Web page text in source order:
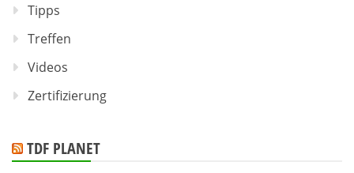
Tipps
Treffen
Videos
Zertifizierung
TDF PLANET